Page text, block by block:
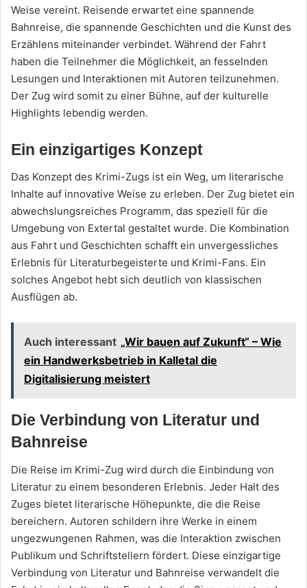
Weise vereint. Reisende erwartet eine spannende
Bahnreise, die spannende Geschichten und die Kunst des
Erzählens miteinander verbindet. Während der Fahrt
haben die Teilnehmer die Möglichkeit, an fesselnden
Lesungen und Interaktionen mit Autoren teilzunehmen.
Der Zug wird somit zu einer Bühne, auf der kulturelle
Highlights lebendig werden.
Ein einzigartiges Konzept
Das Konzept des Krimi-Zugs ist ein Weg, um literarische
Inhalte auf innovative Weise zu erleben. Der Zug bietet ein
abwechslungsreiches Programm, das speziell für die
Umgebung von Extertal gestaltet wurde. Die Kombination
aus Fahrt und Geschichten schafft ein unvergessliches
Erlebnis für Literaturbegeisterte und Krimi-Fans. Ein
solches Angebot hebt sich deutlich von klassischen
Ausflügen ab.
Auch interessant „Wir bauen auf Zukunft“ – Wie
ein Handwerksbetrieb in Kalletal die
Digitalisierung meistert
Die Verbindung von Literatur und
Bahnreise
Die Reise im Krimi-Zug wird durch die Einbindung von
Literatur zu einem besonderen Erlebnis. Jeder Halt des
Zuges bietet literarische Höhepunkte, die die Reise
bereichern. Autoren schildern ihre Werke in einem
ungezwungenen Rahmen, was die Interaktion zwischen
Publikum und Schriftstellern fördert. Diese einzigartige
Verbindung von Literatur und Bahnreise verwandelt die